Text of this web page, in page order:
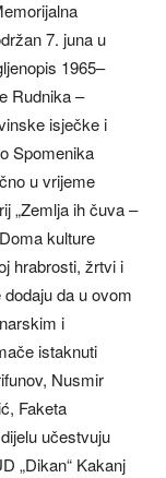
7. juna u
1965–
Rudnika –
isječke i
Spomenika
u vrijeme
„Zemlja ih čuva –
kulture
hrabrosti, žrtvi i
da u ovom
i
istaknuti
Nusmir
Faketa
učestvuju
„Dikan“ Kakanj